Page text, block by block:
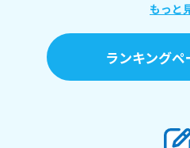
もっと
ランキング